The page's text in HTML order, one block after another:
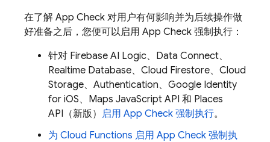
在了解 App Check 对用户有何影响并为后续操作做
好准备之后，您便可以启用 App Check 强制执行：
针对 Firebase AI Logic、 Data Connect、
Realtime Database、 Cloud Firestore、 Cloud
Storage、 Authentication、Google Identity
for iOS、Maps JavaScript API 和 Places
API（新版） 启用 App Check 强制执行。
为 Cloud Functions 启用 App Check 强制执